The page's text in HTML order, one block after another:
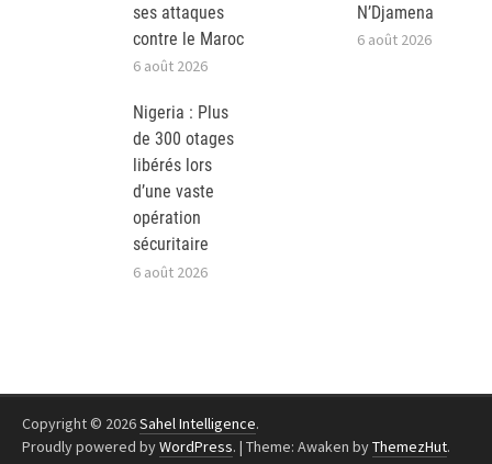
ses attaques
contre le Maroc
6 août 2026
N’Djamena
6 août 2026
Nigeria : Plus
de 300 otages
libérés lors
d’une vaste
opération
sécuritaire
6 août 2026
Copyright © 2026Sahel Intelligence.
Proudly powered byWordPress. | Theme: Awaken byThemezHut.